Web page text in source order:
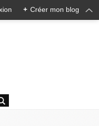
+ Créer mon blog